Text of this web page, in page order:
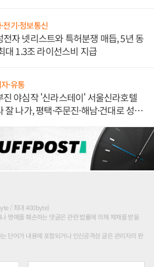
전기·정보통신
전자 넷리스트와 특허분쟁 매듭, 5년 동
대 1.3조 라이선스비 지급
·유통
진 야심작 '신라스테이' 서울신라호텔
잘 나가, 평택·주문진·해남·건대로 성
/ 최대 400byte)
명예를 훼손하는 댓글은 관련 법률에 의해 제재를 받을
단어가 내용에 포함되거나 인신공격성 글은 관리자의 판